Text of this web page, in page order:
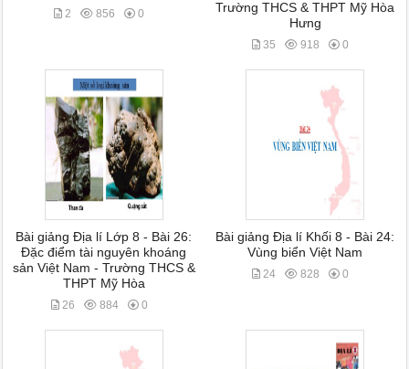
2 856 0
Trường THCS & THPT Mỹ Hòa
Hưng
35 918 0
Bài giảng Địa lí Lớp 8 - Bài 26:
Đặc điểm tài nguyên khoáng
sản Việt Nam - Trường THCS &
THPT Mỹ Hòa
26 884 0
Bài giảng Địa lí Khối 8 - Bài 24:
Vùng biển Việt Nam
24 828 0